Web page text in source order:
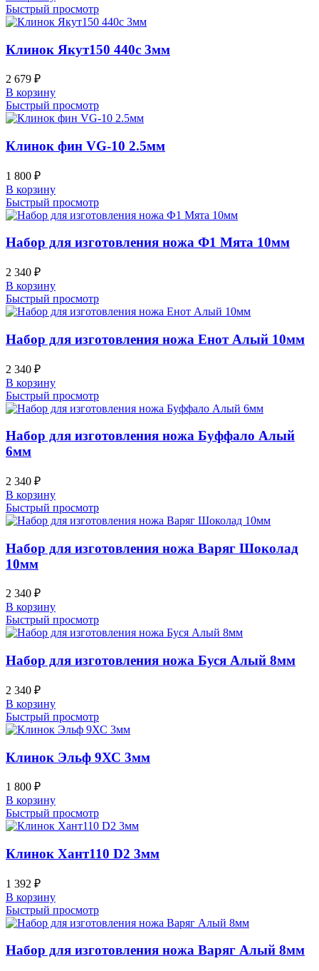
Быстрый просмотр
Клинок Якут150 440c 3мм
2 679 ₽
В корзину
Быстрый просмотр
Клинок фин VG-10 2.5мм
1 800 ₽
В корзину
Быстрый просмотр
Набор для изготовления ножа Ф1 Мята 10мм
2 340 ₽
В корзину
Быстрый просмотр
Набор для изготовления ножа Енот Алый 10мм
2 340 ₽
В корзину
Быстрый просмотр
Набор для изготовления ножа Буффало Алый
6мм
2 340 ₽
В корзину
Быстрый просмотр
Набор для изготовления ножа Варяг Шоколад
10мм
2 340 ₽
В корзину
Быстрый просмотр
Набор для изготовления ножа Буся Алый 8мм
2 340 ₽
В корзину
Быстрый просмотр
Клинок Эльф 9ХС 3мм
1 800 ₽
В корзину
Быстрый просмотр
Клинок Хант110 D2 3мм
1 392 ₽
В корзину
Быстрый просмотр
Набор для изготовления ножа Варяг Алый 8мм